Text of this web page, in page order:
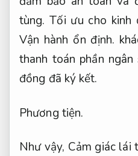
tùng. Tối ưu cho kinh
Vận hành ổn định.
thanh toán phần
đồng đã ký kết.
Phương tiện.
Như vậy, Cảm giác lái